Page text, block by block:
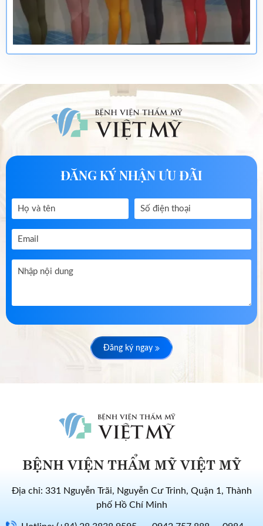
ĐĂNG KÝ NHẬN ƯU ĐÃI
Đăng ký ngay
BỆNH VIỆN THẨM MỸ VIỆT MỸ
Địa chỉ: 331 Nguyễn Trãi, Nguyễn Cư Trinh, Quận 1, Thành
phố Hồ Chí Minh